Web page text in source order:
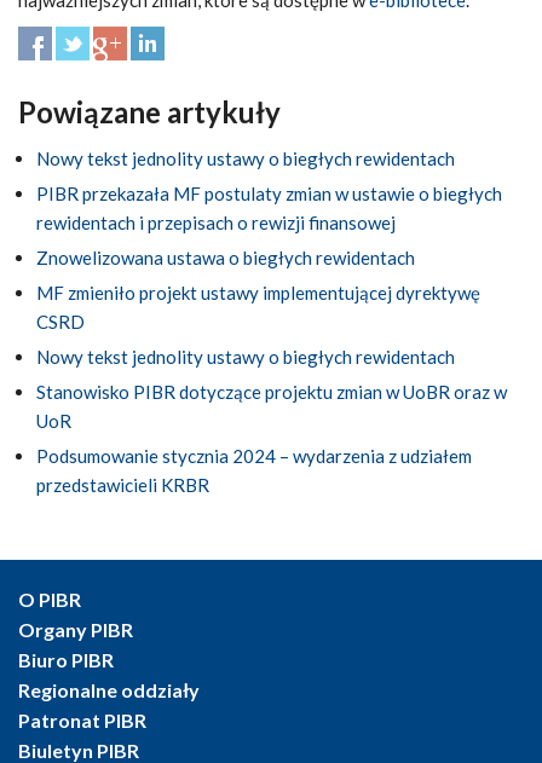
Powiązane artykuły
Nowy tekst jednolity ustawy o biegłych rewidentach
PIBR przekazała MF postulaty zmian w ustawie o biegłych
rewidentach i przepisach o rewizji finansowej
Znowelizowana ustawa o biegłych rewidentach
MF zmieniło projekt ustawy implementującej dyrektywę
CSRD
Nowy tekst jednolity ustawy o biegłych rewidentach
Stanowisko PIBR dotyczące projektu zmian w UoBR oraz w
UoR
Podsumowanie stycznia 2024 – wydarzenia z udziałem
przedstawicieli KRBR
O PIBR
Organy PIBR
Biuro PIBR
Regionalne oddziały
Patronat PIBR
Biuletyn PIBR